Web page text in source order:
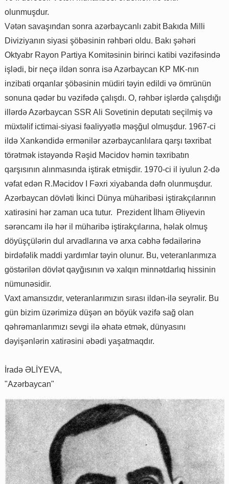
olunmuşdur.
Vətən savaşından sonra azərbaycanlı zabit Bakıda Milli
Diviziyanın siyasi şöbəsinin rəhbəri oldu. Bakı şəhəri
Oktyabr Rayon Partiya Komitəsinin birinci katibi vəzifəsində
işlədi, bir neçə ildən sonra isə Azərbaycan KP MK-nın
inzibati orqanlar şöbəsinin müdiri təyin edildi və ömrünün
sonuna qədər bu vəzifədə çalışdı. O, rəhbər işlərdə çalışdığı
illərdə Azərbaycan SSR Ali Sovetinin deputatı seçilmiş və
müxtəlif ictimai-siyasi fəaliyyətlə məşğul olmuşdur. 1967-ci
ildə Xankəndidə ermənilər azərbaycanlılara qarşı təxribat
törətmək istəyəndə Rəşid Məcidov həmin təxribatın
qarşısının alınmasında iştirak etmişdir. 1970-ci il iyulun 2-də
vəfat edən R.Məcidov I Fəxri xiyabanda dəfn olunmuşdur.
Azərbaycan dövləti İkinci Dünya müharibəsi iştirakçılarının
xatirəsini hər zaman uca tutur. Prezident İlham Əliyevin
sərəncamı ilə hər il müharibə iştirakçılarına, həlak olmuş
döyüşçülərin dul arvadlarına və arxa cəbhə fədailərinə
birdəfəlik maddi yardımlar təyin olunur. Bu, veteranlarımıza
göstərilən dövlət qayğısının və xalqın minnətdarlıq hissinin
nümunəsidir.
Vaxt amansızdır, veteranlarımızın sırası ildən-ilə seyrəlir. Bu
gün bizim üzərimizə düşən ən böyük vəzifə sağ olan
qəhrəmanlarımızı sevgi ilə əhatə etmək, dünyasını
dəyişənlərin xatirəsini əbədi yaşatmaqdır.
İradə ƏLİYEVA,
"Azərbaycan"